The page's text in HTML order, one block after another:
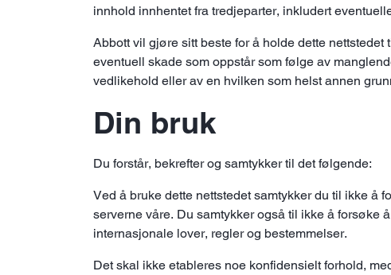
innhold innhentet fra tredjeparter, inkludert
Abbott vil gjøre sitt beste for å holde dette
eventuell skade som oppstår som følge av
vedlikehold eller av en hvilken som helst annen
Din bruk
Du forstår, bekrefter og samtykker til det følgende:
Ved å bruke dette nettstedet samtykker du til ikke å
serverne våre. Du samtykker også til ikke å forsøke
internasjonale lover, regler og bestemmelser.
Det skal ikke etableres noe konfidensielt forhold,